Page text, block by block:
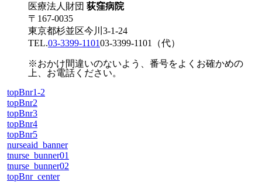
医療法人財団 荻窪病院
〒167-0035
東京都杉並区今川3-1-24
TEL.03-3399-110103-3399-1101 （代）
※おかけ間違いのないよう、番号をよくお確かめの
上、お電話ください。
topBnr1-2
topBnr2
topBnr3
topBnr4
topBnr5
nurseaid_banner
tnurse_bunner01
tnurse_bunner02
topBnr_center